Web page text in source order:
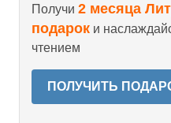
Получи 2 месяца
подарок и
чтением
ПОЛУЧИТЬ